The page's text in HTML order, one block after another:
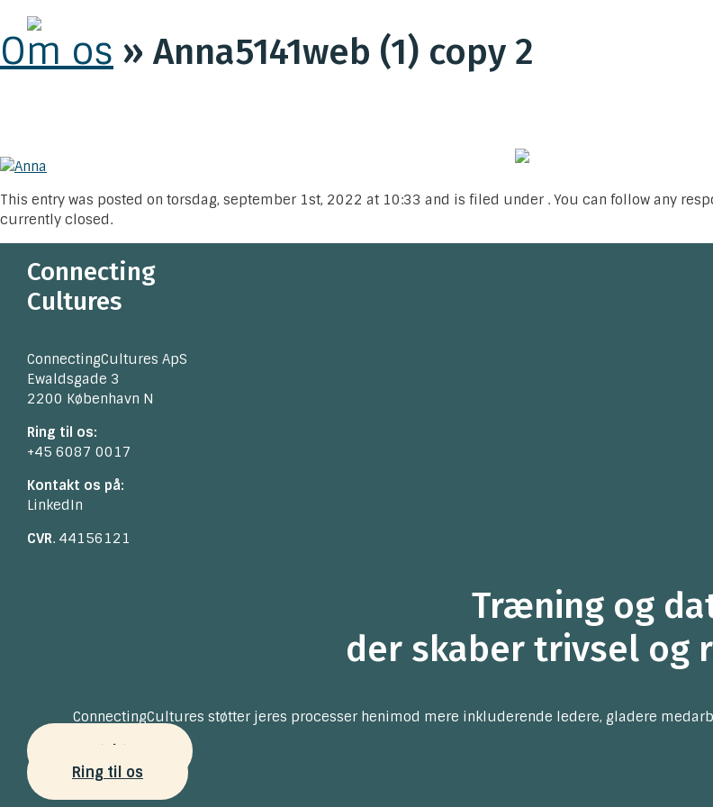
Om os » Anna5141web (1) copy 2
This entry was posted on torsdag, september 1st, 2022 at 10:33 and is filed under . You can follow any
currently closed.
Connecting
Cultures
ConnectingCultures ApS
Ewaldsgade 3
2200 København N
Ring til os:
+45 6087 0017
Kontakt os på:
LinkedIn
CVR. 44156121
Træning og
der skaber trivsel og
ConnectingCultures støtter jeres processer henimod mere inkluderende ledere, gladere
Kontakt os
Ring til os